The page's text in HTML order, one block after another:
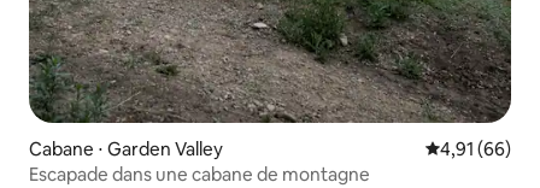
Cabane ⋅ Garden Valley Évaluation
4,91 (66)
Escapade dans une cabane de montagne